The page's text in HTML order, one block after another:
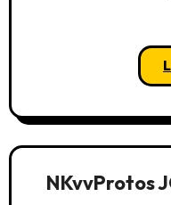
NKvvProtos